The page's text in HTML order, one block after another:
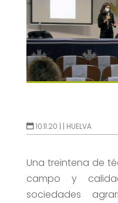
10.11.20 | | HUELVA
Una treintena de
campo y
sociedades